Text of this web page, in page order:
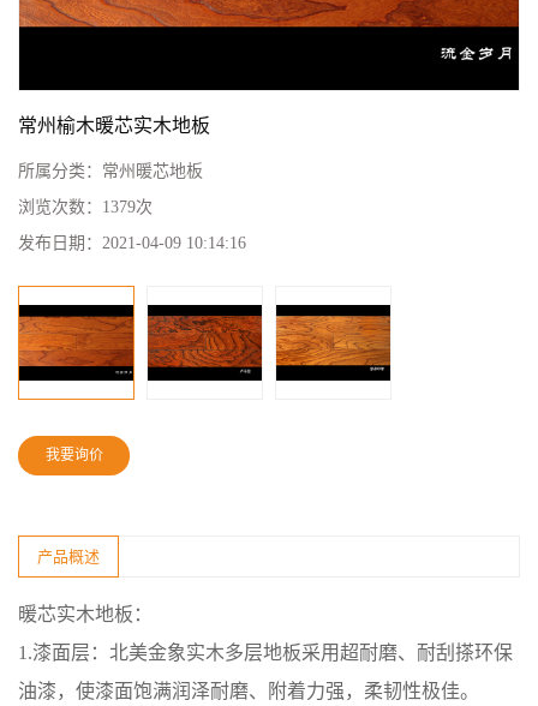
常州榆木暖芯实木地板
所属分类： 常州暖芯地板
浏览次数： 1379次
发布日期： 2021-04-09 10:14:16
我要询价
产品概述
暖芯实木地板：
1.漆面层：北美金象实木多层地板采用超耐磨、耐刮搽环保
油漆，使漆面饱满润泽耐磨、附着力强，柔韧性极佳。